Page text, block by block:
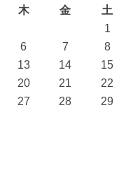
木 金 土
1
6 7
8
13 14
15
20 21
22
27 28
29